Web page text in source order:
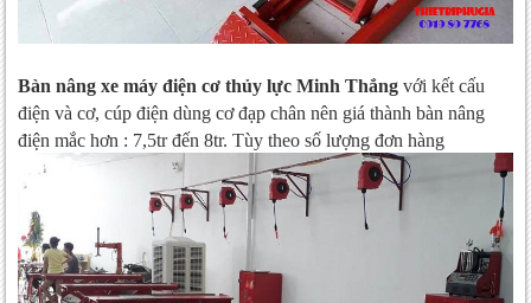
Bàn nâng xe máy điện cơ thủy lực Minh Thắng với kết cấu
điện và cơ, cúp điện dùng cơ đạp chân nên giá thành bàn nâng
điện mắc hơn : 7,5tr đến 8tr. Tùy theo số lượng đơn hàng